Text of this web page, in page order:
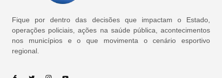
Fique por dentro das decisões que impactam o Estado,
operações policiais, ações na saúde pública, acontecimentos
nos municípios e o que movimenta o cenário esportivo
regional.